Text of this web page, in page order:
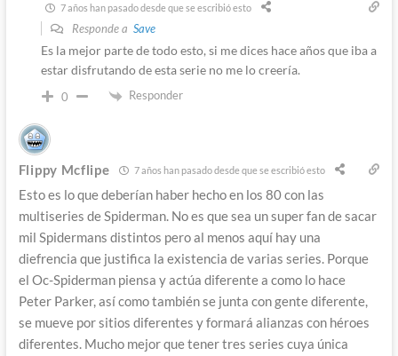
7 años han pasado desde que se escribió esto
Responde a Save
Es la mejor parte de todo esto, si me dices hace años que iba a
estar disfrutando de esta serie no me lo creería.
0 Responder
Flippy Mcflipe 7 años han pasado desde que se escribió esto
Esto es lo que deberían haber hecho en los 80 con las
multiseries de Spiderman. No es que sea un super fan de sacar
mil Spidermans distintos pero al menos aquí hay una
diefrencia que justifica la existencia de varias series. Porque
el Oc-Spiderman piensa y actúa diferente a como lo hace
Peter Parker, así como también se junta con gente diferente,
se mueve por sitios diferentes y formará alianzas con héroes
diferentes. Mucho mejor que tener tres series cuya única